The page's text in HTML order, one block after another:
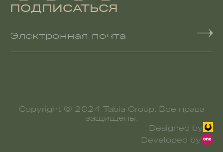
ПОДПИСАТЬСЯ
Электронная почта
Copyright © 2024 Tabia Group. Все права
защищены.
Designed by
Developed by